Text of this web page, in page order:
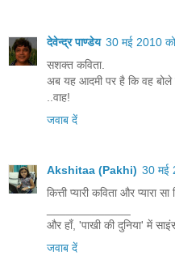
देवेन्द्र पाण्डेय 30 मई 2010
सशक्त कविता.
अब यह आदमी पर है कि वह
..वाह!
जवाब दें
Akshitaa (Pakhi) 30 मई
कित्ती प्यारी कविता और प्यारा
और हाँ, 'पाखी की दुनिया' में
जवाब दें